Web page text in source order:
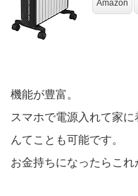
Amazon
機能が豊富。
スマホで電源入れて家
んてことも可能です。
お金持ちになったらこ